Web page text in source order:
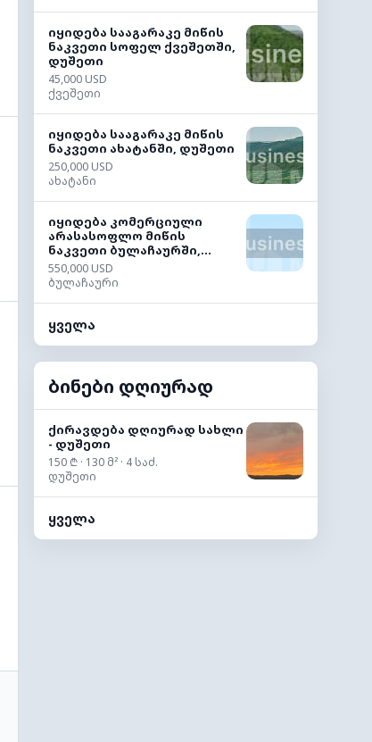
იყიდება სააგარაკე მიწის
ნაკვეთი სოფელ ქვეშეთში,
დუშეთი
45,000 USD
ქვეშეთი
იყიდება სააგარაკე მიწის
ნაკვეთი ახატანში, დუშეთი
250,000 USD
ახატანი
იყიდება კომერციული
არასასოფლო მიწის
ნაკვეთი ბულაჩაურში,...
550,000 USD
ბულაჩაური
ყველა
ბინები დღიურად
ქირავდება დღიურად სახლი
- დუშეთი
150 ₾ · 130 მ² · 4 საძ.
დუშეთი
ყველა